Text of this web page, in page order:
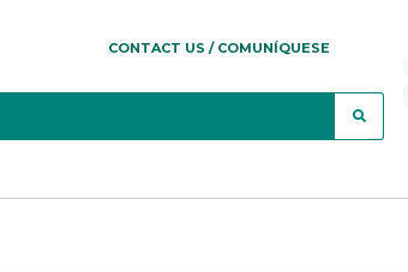
CONTACT US / COMUNÍQUESE